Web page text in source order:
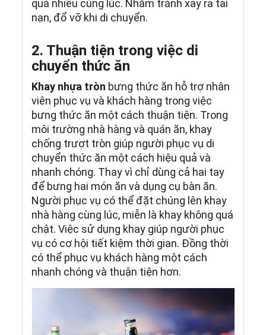
quá nhiều cùng lúc. Nhằm tránh xảy ra tai
nạn, đổ vỡ khi di chuyển.
2. Thuận tiện trong việc di
chuyển thức ăn
Khay nhựa tròn bưng thức ăn hỗ trợ nhân
viên phục vụ và khách hàng trong việc
bưng thức ăn một cách thuận tiện. Trong
môi trường nhà hàng và quán ăn, khay
chống trượt tròn giúp người phục vụ di
chuyển thức ăn một cách hiệu quả và
nhanh chóng. Thay vì chỉ dùng cả hai tay
để bưng hai món ăn và dụng cụ bàn ăn.
Người phục vụ có thể đặt chúng lên khay
nhà hàng cùng lúc, miễn là khay không quá
chật. Việc sử dụng khay giúp người phục
vụ có cơ hội tiết kiệm thời gian. Đồng thời
có thể phục vụ khách hàng một cách
nhanh chóng và thuận tiện hơn.